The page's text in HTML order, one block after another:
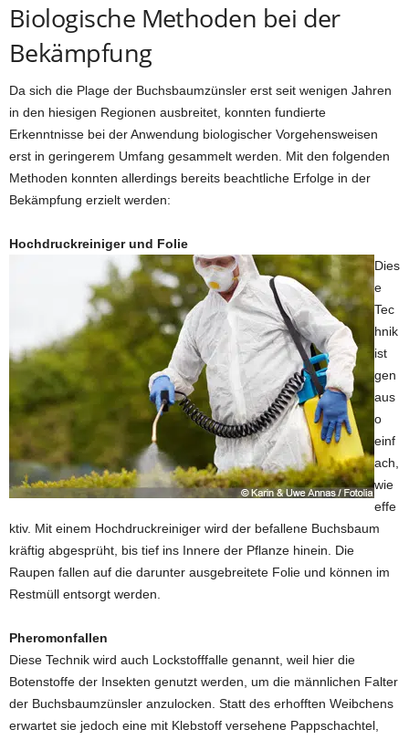
Biologische Methoden bei der
Bekämpfung
Da sich die Plage der Buchsbaumzünsler erst seit wenigen Jahren
in den hiesigen Regionen ausbreitet, konnten fundierte
Erkenntnisse bei der Anwendung biologischer Vorgehensweisen
erst in geringerem Umfang gesammelt werden. Mit den folgenden
Methoden konnten allerdings bereits beachtliche Erfolge in der
Bekämpfung erzielt werden:
Hochdruckreiniger und Folie
Dies
e
Tec
hnik
ist
gen
aus
o
einf
ach,
wie
effe
ktiv. Mit einem Hochdruckreiniger wird der befallene Buchsbaum
kräftig abgesprüht, bis tief ins Innere der Pflanze hinein. Die
Raupen fallen auf die darunter ausgebreitete Folie und können im
Restmüll entsorgt werden.
Pheromonfallen
Diese Technik wird auch Lockstofffalle genannt, weil hier die
Botenstoffe der Insekten genutzt werden, um die männlichen Falter
der Buchsbaumzünsler anzulocken. Statt des erhofften Weibchens
erwartet sie jedoch eine mit Klebstoff versehene Pappschachtel,